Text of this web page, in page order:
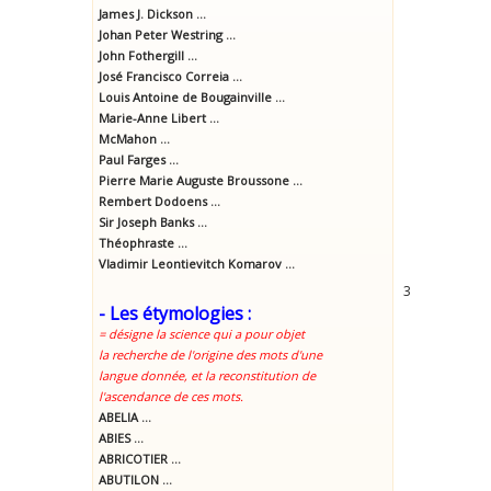
James J. Dickson ...
Johan Peter Westring ...
John Fothergill ...
José Francisco Correia ...
Louis Antoine de Bougainville ...
Marie-Anne Libert ...
McMahon ...
Paul Farges ...
Pierre Marie Auguste Broussone ...
Rembert Dodoens ...
Sir Joseph Banks ...
Théophraste ...
Vladimir Leontievitch Komarov ...
3
- Les étymologies :
= désigne la science qui a pour objet
la recherche de l'origine des mots d'une
langue donnée, et la reconstitution de
l'ascendance de ces mots.
ABELIA ...
ABIES ...
ABRICOTIER ...
ABUTILON ...